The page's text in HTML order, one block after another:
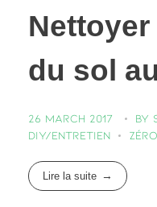
du sol
26 March 2017 by
DIY/entretien
Lire la suite